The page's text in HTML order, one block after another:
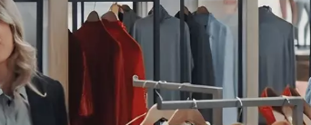
español
العربية